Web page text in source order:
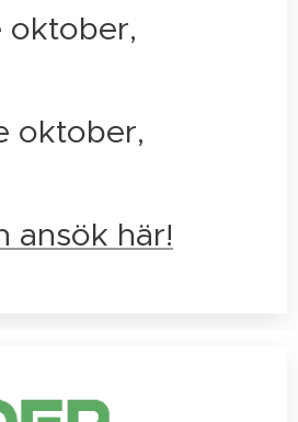
oktober,
oktober,
ansök här!